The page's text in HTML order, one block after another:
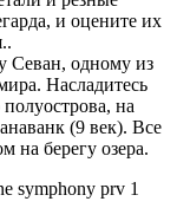
и оцените их
Севан, одному из
Насладитесь
на
(9 век). Все
на берегу озера.